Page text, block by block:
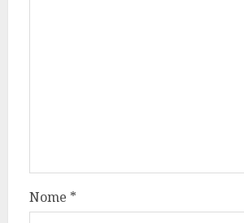
Nome *